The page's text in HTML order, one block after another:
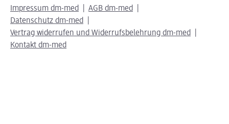
Impressum dm-med
AGB dm-med
Datenschutz dm-med
Vertrag widerrufen und Widerrufsbelehrung dm-med
Kontakt dm-med